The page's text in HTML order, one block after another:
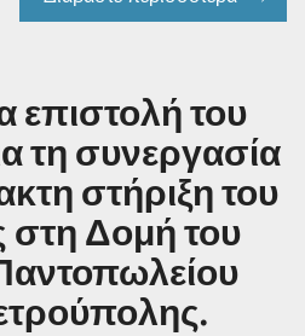
επιστολή του
τη συνεργασία
στήριξη του
στη Δομή του